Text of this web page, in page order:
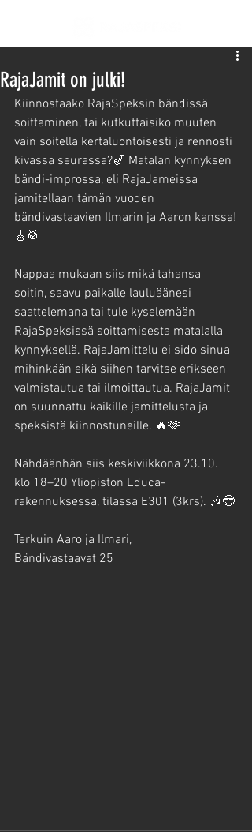
RajaJamit on julki!
Kiinnostaako RajaSpeksin bändissä
soittaminen, tai kutkuttaisiko muuten
vain soitella kertaluontoisesti ja rennosti
kivassa seurassa?🎷 Matalan kynnyksen
bändi-improssa, eli RajaJameissa
jamitellaan tämän vuoden
bändivastaavien Ilmarin ja Aaron kanssa!
🎸🥁
Nappaa mukaan siis mikä tahansa
soitin, saavu paikalle lauluäänesi
saattelemana tai tule kyselemään
RajaSpeksissä soittamisesta matalalla
kynnyksellä. RajaJamittelu ei sido sinua
mihinkään eikä siihen tarvitse erikseen
valmistautua tai ilmoittautua. RajaJamit
on suunnattu kaikille jamittelusta ja
speksistä kiinnostuneille. 🔥🫶
Nähdäänhän siis keskiviikkona 23.10.
klo 18–20 Yliopiston Educa-
rakennuksessa, tilassa E301 (3krs). 🎶😎
Terkuin Aaro ja Ilmari,
Bändivastaavat 25